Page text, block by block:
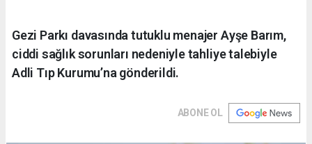
Gezi Parkı davasında tutuklu menajer Ayşe Barım,
ciddi sağlık sorunları nedeniyle tahliye talebiyle
Adli Tıp Kurumu’na gönderildi.
ABONE OL